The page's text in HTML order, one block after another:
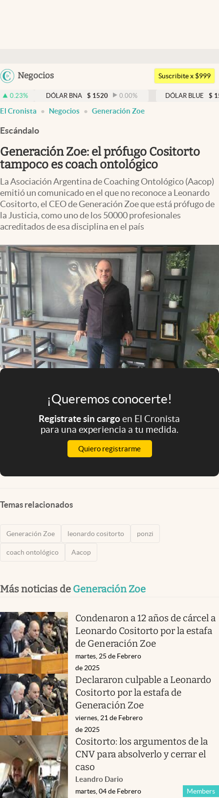
Argentina
Uruguay
Negocios
Members
Economía y Política
Finanzas y Mercados
Mercados Online
Negocios
Columnistas
Otras secciones
Apertura
Infotechnology
Clase
Clima
Mundial 2026
Eventos Corporativos
El Cronista Studio
Mediakit
abre en nueva pestaña
Argentina
Suscribite x $999
DÓLAR BNA $ 1520 0.00% DÓLAR BLUE $ 1530 -0.65
El Cronista Negocios Generación Zoe
Escándalo
Generación Zoe: el prófugo Cositorto
tampoco es coach ontológico
La Asociación Argentina de Coaching Ontológico (Aacop)
emitió un comunicado en el que no reconoce a Leonardo
Cositorto, el CEO de Generación Zoe que está prófugo de
la Justicia, como uno de los 50000 profesionales
acreditados de esa disciplina en el país
¡Queremos conocerte!
Registrate sin cargoen El Cronista
para una experiencia a tu medida.
Quiero registrarme
Temas relacionados
Generación Zoe leonardo cositorto ponzi
coach ontológico Aacop
Más noticias de Generación Zoe
Condenaron a 12 años de cárcel a
Leonardo Cositorto por la estafa
de Generación Zoe
martes, 25 de Febrero
de 2025
Declararon culpable a Leonardo
Cositorto por la estafa de
Generación Zoe
viernes, 21 de Febrero
de 2025
Cositorto: los argumentos de la
CNV para absolverlo y cerrar el
caso
Leandro Dario
Members
martes, 04 de Febrero